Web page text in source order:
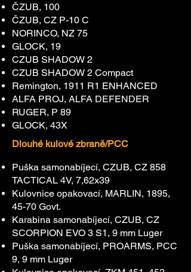
ČZUB, 100
ČZUB, CZ P-10 C
NORINCO, NZ 75
GLOCK, 19
CZUB SHADOW 2
CZUB SHADOW 2 Compact
Remington, 1911 R1 ENHANCED
ALFA PROJ, ALFA DEFENDER
RUGER, P 89
GLOCK, 43X
Dlouhé kulové zbraně/PCC
Puška samonabíjecí, CZUB, CZ 858
TACTICAL 4V, 7,62x39
Kulovnice opakovací, MARLIN, 1895,
45-70 Govt.
Karabina samonabíjecí, CZUB, CZ
SCORPION EVO 3 S1, 9 mm Luger
Puška samonabíjecí, PROARMS, PCC
9, 9 mm Luger